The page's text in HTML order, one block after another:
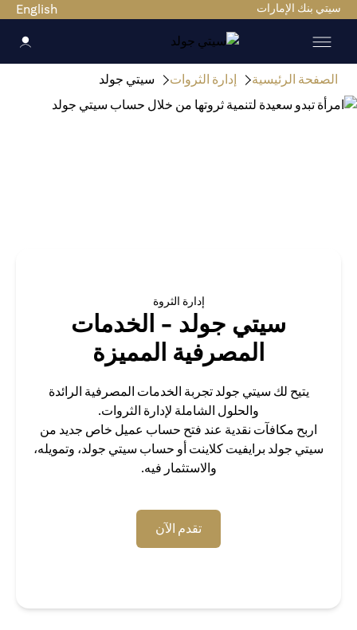
سيتي بنك الإمارات English
الصفحة الرئيسية إدارة الثروات سيتي جولد
إدارة الثروة
سيتي جولد - الخدمات
المصرفية المميزة
يتيح لك سيتي جولد تجربة الخدمات المصرفية الرائدة
والحلول الشاملة لإدارة الثروات.
اربح مكافآت نقدية عند فتح حساب عميل خاص جديد من
سيتي جولد برايفيت كلاينت أو حساب سيتي جولد، وتمويله،
والاستثمار فيه.
تقدم الآن